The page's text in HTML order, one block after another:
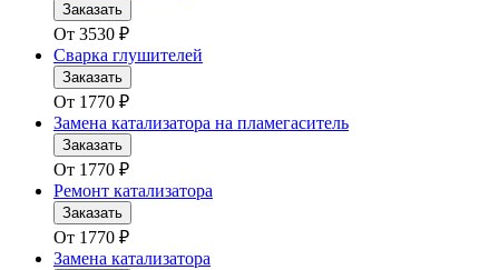
Заказать
От 3530 ₽
Сварка глушителей
Заказать
От 1770 ₽
Замена катализатора на пламегаситель
Заказать
От 1770 ₽
Ремонт катализатора
Заказать
От 1770 ₽
Замена катализатора